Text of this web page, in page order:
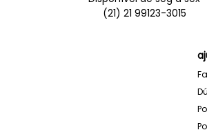
(21) 21 99123-3015